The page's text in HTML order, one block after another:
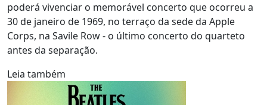
poderá vivenciar o memorável concerto que ocorreu a
30 de janeiro de 1969, no terraço da sede da Apple
Corps, na Savile Row - o último concerto do quarteto
antes da separação.
Leia também